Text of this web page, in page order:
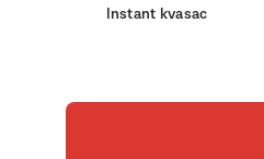
Instant kvasac